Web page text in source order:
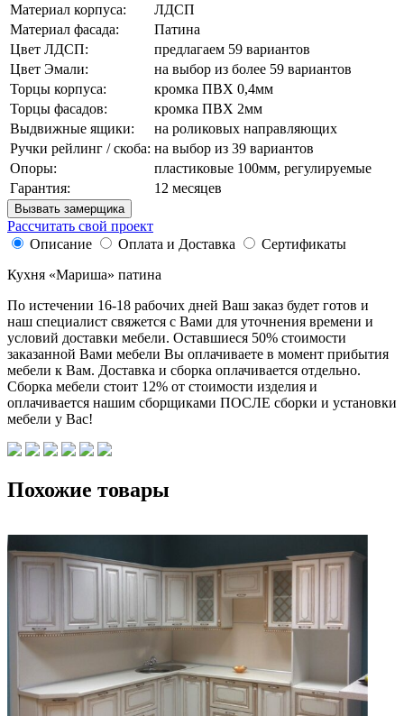
Материал корпуса:
ЛДСП
Материал фасада:
Патина
Цвет ЛДСП:
предлагаем 59 вариантов
Цвет Эмали:
на выбор из более 59 вариантов
Торцы корпуса:
кромка ПВХ 0,4мм
Торцы фасадов:
кромка ПВХ 2мм
Выдвижные ящики:
на роликовых направляющих
Ручки рейлинг / скоба: на выбор из 39 вариантов
Опоры:
пластиковые 100мм, регулируемые
Гарантия:
12 месяцев
Вызвать замерщика
Рассчитать свой проект
Описание
Оплата и Доставка
Сертификаты
Кухня «Мариша» патина
По истечении 16-18 рабочих дней Ваш заказ будет готов и
наш специалист свяжется с Вами для уточнения времени и
условий доставки мебели. Оставшиеся 50% стоимости
заказанной Вами мебели Вы оплачиваете в момент прибытия
мебели к Вам. Доставка и сборка оплачивается отдельно.
Сборка мебели стоит 12% от стоимости изделия и
оплачивается нашим сборщиками ПОСЛЕ сборки и установки
мебели у Вас!
Похожие товары